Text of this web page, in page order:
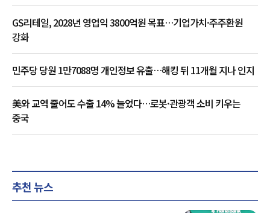
GS리테일, 2028년 영업익 3800억원 목표…기업가치·주주환원
강화
민주당 당원 1만7088명 개인정보 유출…해킹 뒤 11개월 지나 인지
美와 교역 줄어도 수출 14% 늘었다…로봇·관광객 소비 키우는
중국
추천 뉴스